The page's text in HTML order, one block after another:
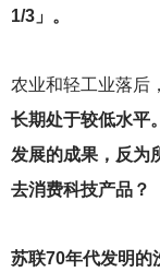
1/3」。
农业和轻工业落后
长期处于较低水平
发展的成果，反为
去消费科技产品？
苏联70年代发明的